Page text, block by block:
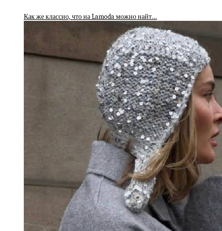
Как же классно, что на Lamoda можно найт…